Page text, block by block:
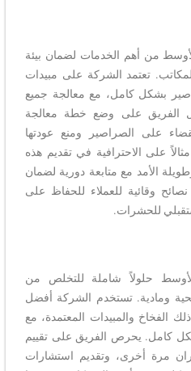
من أهم الخدمات لضمان بيئة
تعتمد الشركة على مبيدات
بشكل كامل، مع معالجة جميع
الفريق على وضع خطة معالجة
على الصراصير ومنع عودتها
على الاحترافية في تقديم هذه
الأمد مع متابعة دورية لضمان
وقائية للعملاء للحفاظ على
للحشرات.
حلولاً شاملة للتخلص من
ومادية. تستخدم الشركة أفضل
الفخاخ والمبيدات المعتمدة، مع
كامل. يحرص الفريق على تقييم
مرة أخرى، وتقديم استشارات